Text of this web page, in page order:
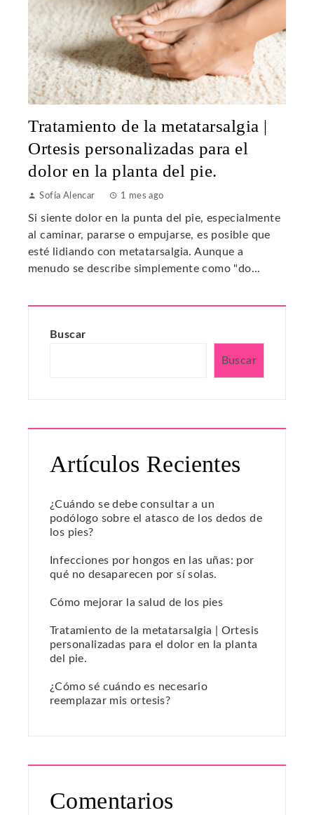
Tratamiento de la metatarsalgia |
Ortesis personalizadas para el
dolor en la planta del pie.
Sofía Alencar 1 mes ago
Si siente dolor en la punta del pie, especialmente
al caminar, pararse o empujarse, es posible que
esté lidiando con metatarsalgia. Aunque a
menudo se describe simplemente como "do...
Buscar
Buscar
Artículos Recientes
¿Cuándo se debe consultar a un
podólogo sobre el atasco de los dedos de
los pies?
Infecciones por hongos en las uñas: por
qué no desaparecen por sí solas.
Cómo mejorar la salud de los pies
Tratamiento de la metatarsalgia | Ortesis
personalizadas para el dolor en la planta
del pie.
¿Cómo sé cuándo es necesario
reemplazar mis ortesis?
Comentarios